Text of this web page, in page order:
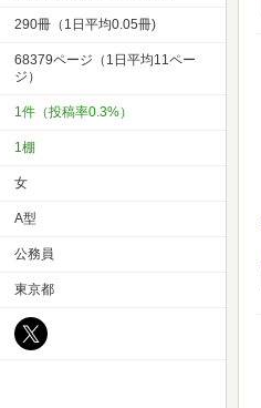
290冊（1日平均0.05冊)
68379ページ（1日平均11ペー
ジ）
1件（投稿率0.3%）
1棚
女
A型
公務員
東京都